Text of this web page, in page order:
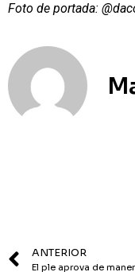
Foto de portada:
ANTERIOR